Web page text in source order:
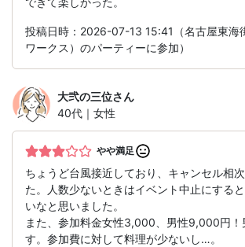
投稿日時：2026-07-13 15:41（名古屋東海
ワークス）のパーティーに参加）
大弐の三位さん
40代｜女性
やや満足
ちょうど台風接近しており、キャンセル相
た。人数少ないときはイベント中止にする
いなと思いました。
また、参加料金女性3,000、男性9,000円！
す。参加費に対して料理が少ないし…。